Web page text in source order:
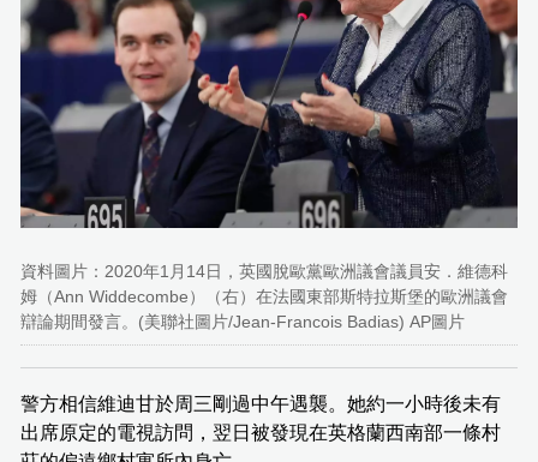
資料圖片：2020年1月14日，英國脫歐黨歐洲議會議員安．維德科
姆（Ann Widdecombe）（右）在法國東部斯特拉斯堡的歐洲議會
辯論期間發言。(美聯社圖片/Jean-Francois Badias) AP圖片
警方相信維迪甘於周三剛過中午遇襲。她約一小時後未有
出席原定的電視訪問，翌日被發現在英格蘭西南部一條村